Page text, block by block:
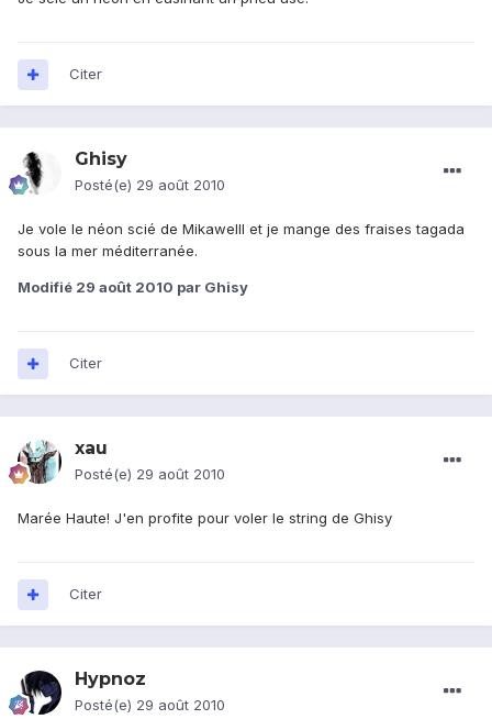
Citer
Ghisy
Posté(e) 29 août 2010
Je vole le néon scié de Mikawelll et je mange des fraises tagada
sous la mer méditerranée.
Modifié 29 août 2010 par Ghisy
Citer
xau
Posté(e) 29 août 2010
Marée Haute! J'en profite pour voler le string de Ghisy
Citer
Hypnoz
Posté(e) 29 août 2010